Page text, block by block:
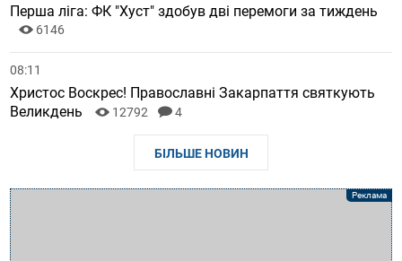
Перша ліга: ФК "Хуст" здобув дві перемоги за тиждень
6146
08:11
Христос Воскрес! Православні Закарпаття святкують
Великдень
12792 4
БІЛЬШЕ НОВИН